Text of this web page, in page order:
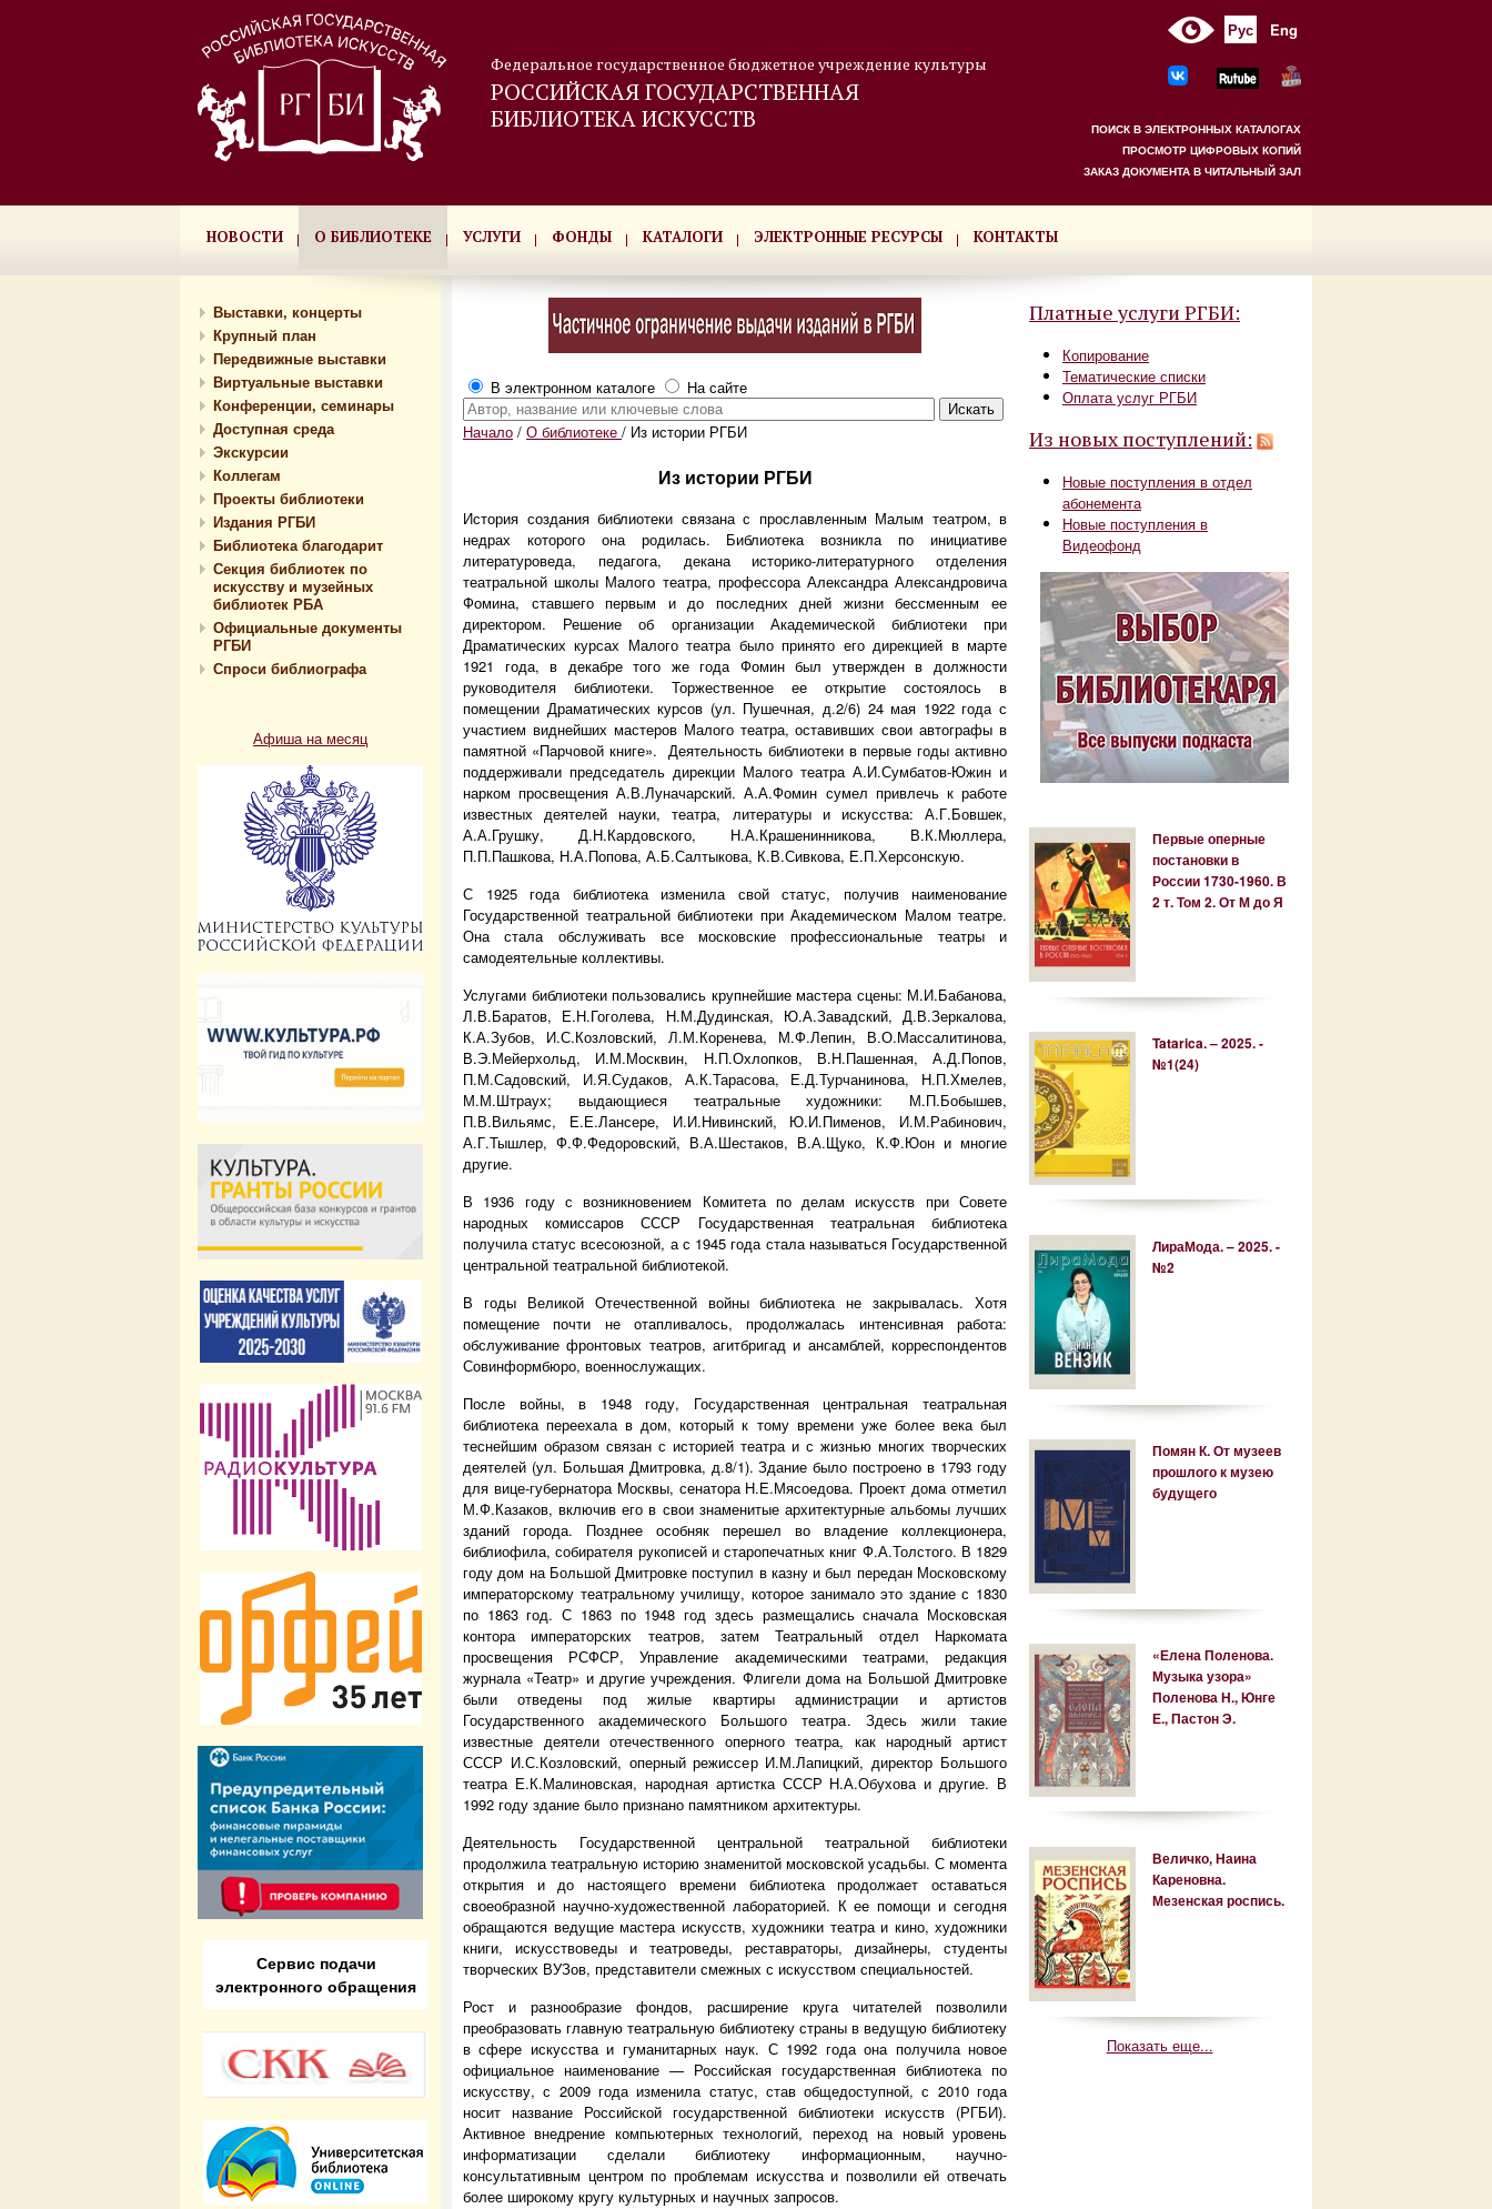
Федеральное государственное бюджетное учреждение культуры
РОССИЙСКАЯ ГОСУДАРСТВЕННАЯ
БИБЛИОТЕКА ИСКУССТВ
Рус Eng
ПОИСК В ЭЛЕКТРОННЫХ КАТАЛОГАХ
ПРОСМОТР ЦИФРОВЫХ КОПИЙ
ЗАКАЗ ДОКУМЕНТА В ЧИТАЛЬНЫЙ ЗАЛ
НОВОСТИ О БИБЛИОТЕКЕ УСЛУГИ ФОНДЫ КАТАЛОГИ ЭЛЕКТРОННЫЕ РЕСУРСЫ КОНТАКТЫ
Выставки, концерты
Крупный план
Передвижные выставки
Виртуальные выставки
Конференции, семинары
Доступная среда
Экскурсии
Коллегам
Проекты библиотеки
Издания РГБИ
Библиотека благодарит
Секция библиотек по
искусству и музейных
библиотек РБА
Официальные документы
РГБИ
Спроси библиографа
Афиша на месяц
Сервис подачи
электронного обращения
В электронном каталоге На сайте
Начало / О библиотеке / Из истории РГБИ
Из истории РГБИ
История создания библиотеки связана с прославленным Малым театром, в
недрах которого она родилась. Библиотека возниклапо инициативе
литературоведа, педагога, декана историко-литературного отделения
театральной школы Малого театра, профессора Александра Александровича
Фомина, ставшего первым и до последних дней жизнибессменным ее
директором. Решение об организации Академической библиотеки при
Драматических курсах Малого театра было принято его дирекцией в марте
1921 года, в декабре того же года Фомин был утвержден в должности
руководителя библиотеки. Торжественное ее открытие состоялось в
помещении Драматических курсов (ул. Пушечная, д.2/6) 24 мая 1922 года с
участием виднейших мастеров Малого театра, оставивших свои автографы в
памятной «Парчовой книге». Деятельность библиотеки в первые годы активно
поддерживали председатель дирекции Малого театра А.И.Сумбатов-Южин и
нарком просвещения А.В.Луначарский. А.А.Фомин сумел привлечь к работе
известных деятелей науки, театра, литературы и искусства: А.Г.Бовшек,
А.А.Грушку, Д.Н.Кардовского, Н.А.Крашенинникова, В.К.Мюллера,
П.П.Пашкова, Н.А.Попова, А.Б.Салтыкова, К.В.Сивкова, Е.П.Херсонскую.
С 1925 года библиотека изменила свой статус, получив наименование
Государственной театральной библиотеки при Академическом Малом театре.
Она стала обслуживать все московские профессиональные театры и
самодеятельные коллективы.
Услугами библиотеки пользовались крупнейшие мастера сцены: М.И.Бабанова,
Л.В.Баратов, Е.Н.Гоголева, Н.М.Дудинская, Ю.А.Завадский, Д.В.Зеркалова,
К.А.Зубов, И.С.Козловский, Л.М.Коренева, М.Ф.Лепин, В.О.Массалитинова,
В.Э.Мейерхольд, И.М.Москвин, Н.П.Охлопков, В.Н.Пашенная, А.Д.Попов,
П.М.Садовский, И.Я.Судаков, А.К.Тарасова, Е.Д.Турчанинова, Н.П.Хмелев,
М.М.Штраух; выдающиеся театральные художники: М.П.Бобышев,
П.В.Вильямс, Е.Е.Лансере, И.И.Нивинский, Ю.И.Пименов, И.М.Рабинович,
А.Г.Тышлер, Ф.Ф.Федоровский, В.А.Шестаков, В.А.Щуко, К.Ф.Юон и многие
другие.
В 1936 году с возникновением Комитета по делам искусств при Совете
народных комиссаров СССР Государственная театральная библиотека
получила статус всесоюзной, а с 1945 года стала называться Государственной
центральной театральной библиотекой.
В годы Великой Отечественной войны библиотека не закрывалась. Хотя
помещение почти не отапливалось, продолжалась интенсивная работа:
обслуживание фронтовых театров, агитбригад и ансамблей, корреспондентов
Совинформбюро, военнослужащих.
После войны, в 1948 году, Государственная центральная театральная
библиотека переехала в дом, который к тому времени уже более века был
теснейшим образом связан с историей театра и с жизнью многих творческих
деятелей (ул. Большая Дмитровка, д.8/1). Здание было построено в 1793 году
для вице-губернатора Москвы, сенатора Н.Е.Мясоедова. Проект дома отметил
М.Ф.Казаков, включив его в свои знаменитые архитектурные альбомы лучших
зданий города. Позднее особняк перешел во владение коллекционера,
библиофила, собирателя рукописей и старопечатных книг Ф.А.Толстого. В 1829
году дом на Большой Дмитровке поступил в казну и был передан Московскому
императорскому театральному училищу, которое занимало это здание с 1830
по 1863 год. С 1863 по 1948 год здесь размещались сначала Московская
контора императорских театров, затем Театральный отдел Наркомата
просвещения РСФСР, Управление академическими театрами, редакция
журнала «Театр» и другие учреждения. Флигели дома на Большой Дмитровке
были отведены под жилые квартиры администрации и артистов
Государственного академического Большого театра. Здесь жили такие
известные деятели отечественного оперного театра, какнародный артист
СССР И.С.Козловский, оперный режиссер И.М.Лапицкий, директор Большого
театра Е.К.Малиновская, народная артистка СССР Н.А.Обухова и другие. В
1992 году здание было признано памятником архитектуры.
Деятельность Государственной центральной театральной библиотеки
продолжилатеатральную историю знаменитой московской усадьбы. С момента
открытия и до настоящего времени библиотека продолжает оставаться
своеобразной научно-художественной лабораторией. К ее помощи и сегодня
обращаются ведущие мастера искусств, художники театра и кино, художники
книги, искусствоведы и театроведы, реставраторы, дизайнеры, студенты
творческих ВУЗов, представители смежных с искусством специальностей.
Рост и разнообразие фондов, расширение круга читателей позволили
преобразовать главную театральную библиотеку страны в ведущую библиотеку
в сфере искусства и гуманитарных наук. С 1992 года она получила новое
официальное наименование — Российская государственная библиотека по
искусству, с 2009 года изменила статус, став общедоступной, с 2010 года
носит название Российской государственной библиотеки искусств (РГБИ).
Активное внедрение компьютерных технологий, переход на новый уровень
информатизации сделали библиотеку информационным, научно-
консультативным центром по проблемам искусства и позволили ей отвечать
более широкому кругу культурных и научных запросов.
Платные услуги РГБИ:
Копирование
Тематические списки
Оплата услуг РГБИ
Из новых поступлений:
Новые поступления в отдел
абонемента
Новые поступления в
Видеофонд
Первые оперные
постановки в
России 1730-1960. В
2 т. Том 2. От М до Я
Tatarica. – 2025. -
№1(24)
ЛираМода. – 2025. -
№2
Помян К. От музеев
прошлого к музею
будущего
«Елена Поленова.
Музыка узора»
Поленова Н., Юнге
Е., Пастон Э.
Величко, Наина
Кареновна.
Мезенская роспись.
Показать еще...